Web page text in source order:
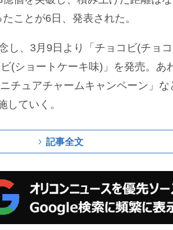
ことが6日、発表された。
し、3月9日より「チョコビ(チョ
(ショートケーキ味)」を発売。あ
チュアチャームキャンペーン」な
していく。
記事全文